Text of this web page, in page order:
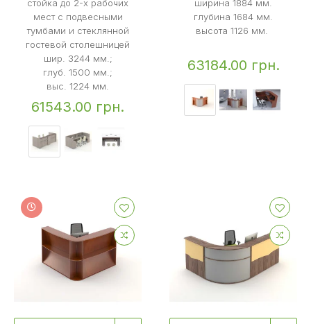
стойка до 2-х рабочих
мест с подвесными
тумбами и стеклянной
гостевой столешницей
шир. 3244 мм.;
глуб. 1500 мм.;
выс. 1224 мм.
61543.00 грн.
ширина 1884 мм.
глубина 1684 мм.
высота 1126 мм.
63184.00 грн.